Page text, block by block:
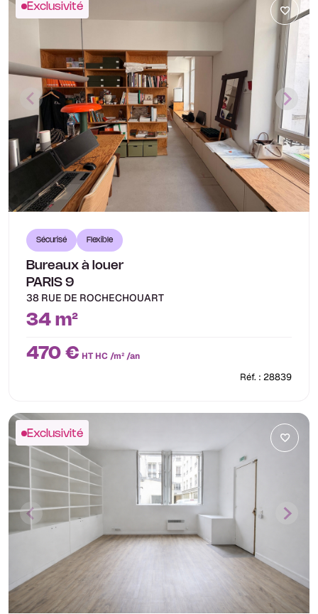
Exclusivité
Sécurisé Flexible
Bureaux à louer
PARIS 9
38 RUE DE ROCHECHOUART
34 m²
470 € HT HC /m² /an
Réf. : 28839
Exclusivité